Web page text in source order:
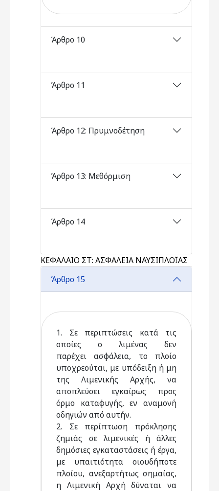
Άρθρο 10
Άρθρο 11
Άρθρο 12: Πρυμνοδέτηση
Άρθρο 13: Μεθόρμιση
Άρθρο 14
ΚΕΦΑΛΑΙΟ ΣΤ: ΑΣΦΑΛΕΙΑ ΝΑΥΣΙΠΛΟΪΑΣ
Άρθρο 15
1. Σε περιπτώσεις κατά τις
οποίες ο λιμένας δεν
παρέχει ασφάλεια, το πλοίο
υποχρεούται, με υπόδειξη ή μη
της Λιμενικής Αρχής, να
αποπλεύσει εγκαίρως προς
όρμο καταφυγής, εν αναμονή
οδηγιών από αυτήν.
2. Σε περίπτωση πρόκλησης
ζημιάς σε λιμενικές ή άλλες
δημόσιες εγκαταστάσεις ή έργα,
με υπαιτιότητα οιουδήποτε
πλοίου, ανεξαρτήτως σημαίας,
η Λιμενική Αρχή δύναται να